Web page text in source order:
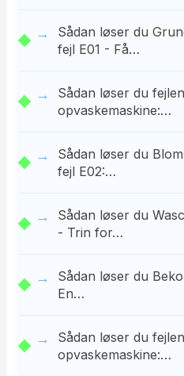
Sådan løser du
fejl E01 - Få…
Sådan løser du
opvaskemaskine:…
Sådan løser du
fejl E02:…
Sådan løser du
- Trin for…
Sådan løser du
En…
Sådan løser du
opvaskemaskine:…